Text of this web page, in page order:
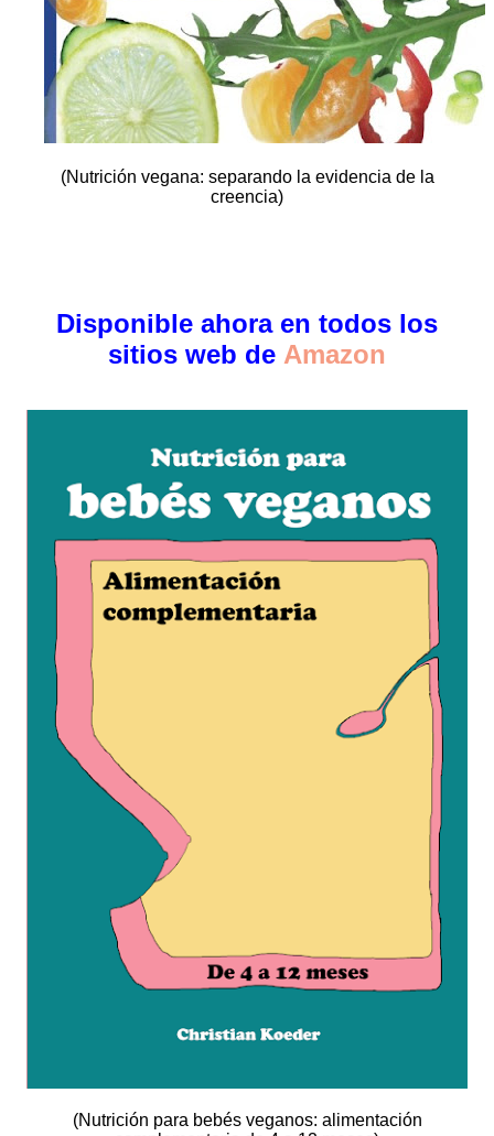
(Nutrición vegana: separando la evidencia de la
creencia)
Disponible ahora en todos los
sitios web de Amazon
(Nutrición para bebés veganos: alimentación